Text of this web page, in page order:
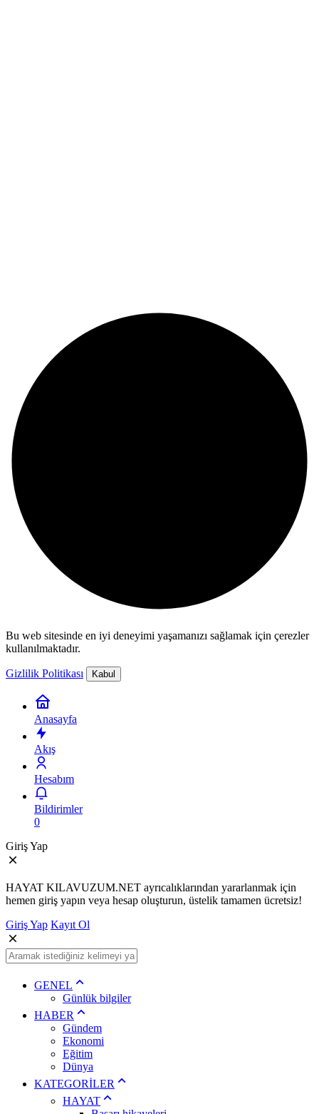
Bu web sitesinde en iyi deneyimi yaşamanızı sağlamak için çerezler
kullanılmaktadır.
Gizlilik Politikası Kabul
Anasayfa
Akış
Hesabım
Bildirimler
0
Giriş Yap
HAYAT KILAVUZUM.NET ayrıcalıklarından yararlanmak için
hemen giriş yapın veya hesap oluşturun, üstelik tamamen ücretsiz!
Giriş Yap Kayıt Ol
GENEL
Günlük bilgiler
HABER
Gündem
Ekonomi
Eğitim
Dünya
KATEGORİLER
HAYAT